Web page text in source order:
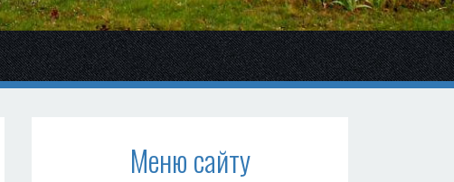
Меню сайту